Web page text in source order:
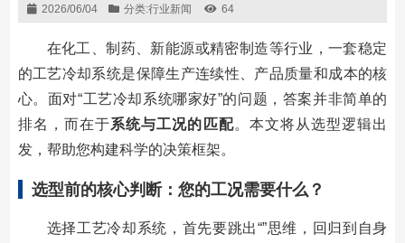
2026/06/04 分类:行业新闻 64
在化工、制药、新能源或精密制造等行业，一套稳定
的工艺冷却系统是保障生产连续性、产品质量和成本的核
心。面对“工艺冷却系统哪家好”的问题，答案并非简单的
排名，而在于系统与工况的匹配。本文将从选型逻辑出
发，帮助您构建科学的决策框架。
选型前的核心判断：您的工况需要什么？
选择工艺冷却系统，首先要跳出“”思维，回归到自身